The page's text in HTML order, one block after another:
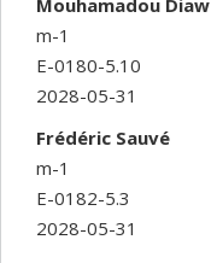
Mouhamadou Diaw
m-1
E-0180-5.10
2028-05-31
Frédéric Sauvé
m-1
E-0182-5.3
2028-05-31